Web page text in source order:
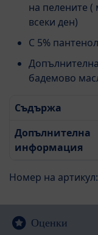
на пелените
всеки ден)
С 5%
бадемово
Съдържа
Допълнителна
информация
Номер на
Оценки